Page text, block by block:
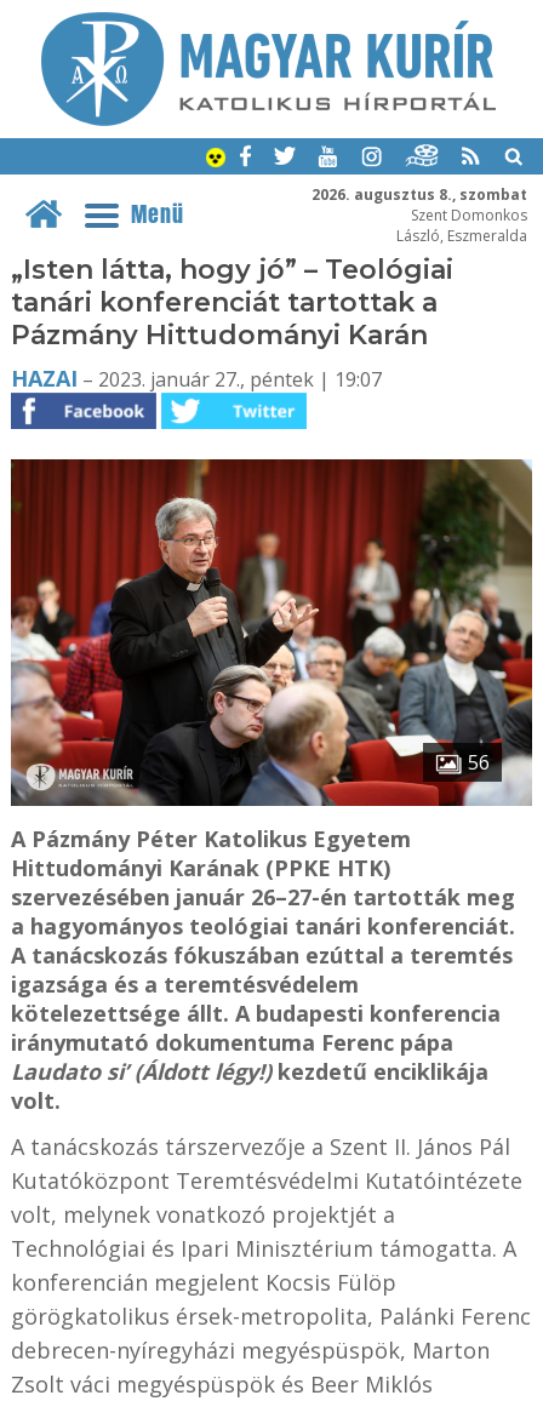
2026. augusztus 8., szombat
Szent Domonkos
László, Eszmeralda
Menü
„Isten látta, hogy jó” – Teológiai
tanári konferenciát tartottak a
Pázmány Hittudományi Karán
HAZAI – 2023. január 27., péntek | 19:07
56
A Pázmány Péter Katolikus Egyetem
Hittudományi Karának (PPKE HTK)
szervezésében január 26–27-én tartották meg
a hagyományos teológiai tanári konferenciát.
A tanácskozás fókuszában ezúttal a teremtés
igazsága és a teremtésvédelem
kötelezettsége állt. A budapesti konferencia
iránymutató dokumentuma Ferenc pápa
Laudato si’ (Áldott légy!)kezdetű enciklikája
volt.
A tanácskozás társzervezője a Szent II. János Pál
Kutatóközpont Teremtésvédelmi Kutatóintézete
volt, melynek vonatkozó projektjét a
Technológiai és Ipari Minisztérium támogatta. A
konferencián megjelent Kocsis Fülöp
görögkatolikus érsek-metropolita, Palánki Ferenc
debrecen-nyíregyházi megyéspüspök, Marton
Zsolt váci megyéspüspök és Beer Miklós